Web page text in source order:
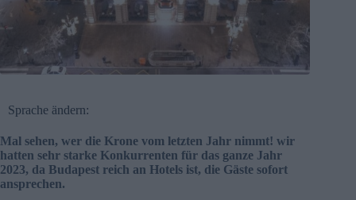
Sprache ändern:
Mal sehen, wer die Krone vom letzten Jahr nimmt! wir
hatten sehr starke Konkurrenten für das ganze Jahr
2023, da Budapest reich an Hotels ist, die Gäste sofort
ansprechen.